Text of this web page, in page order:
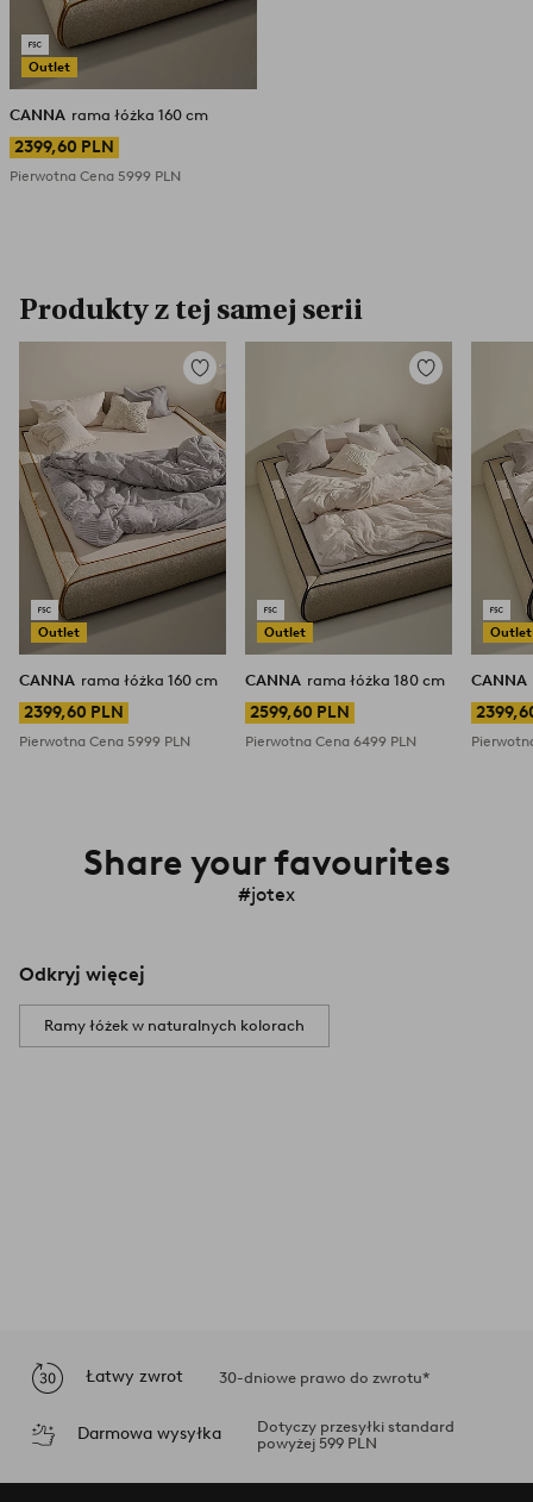
Outlet
CANNA rama łóżka 160 cm
2399,60 PLN
Pierwotna Cena 5999 PLN
Produkty z tej samej serii
Outlet
Dodaj
ulubionych
CANNA rama łóżka 160 cm
2399,60 PLN
Pierwotna Cena 5999 PLN
Outlet
Dodaj
CANNA rama łóżka 180 cm
2599,60 PLN
Pierwotna Cena6499 PLN
Outlet
CANNA
Share your favourites
#jotex
Odkryj więcej
Ramy łóżek w naturalnych kolorach
Łatwy zwrot 30-dniowe prawo do zwrotu*
Darmowa wysyłka
Dotyczy przesyłki standard
powyżej 599 PLN